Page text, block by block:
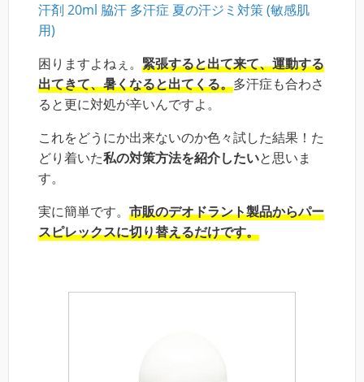
汗剤 20ml 脇汗 多汗症 夏の汗ジミ対策 (敏感肌
用)
困りますよねぇ。 緊張すると出て来て、運動する
出てきて、暑くなると出てくる。多汗症も合わさ
ると更に対処が辛いんですよ。
これをどうにか出来ないのか色々試した結果！た
どり着いた私の対策方法を紹介したいと思いま
す。
実に簡単です。 市販のデオドラント製品からパー
スピレックスに切り替えるだけです。